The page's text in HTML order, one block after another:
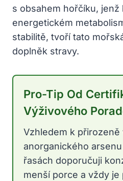
s obsahem hořčíku, jenž
energetickém
stabilitě, tvoří tato
doplněk stravy.
Pro-Tip Od
Výživového
Vzhledem k
anorganického
řasách doporučuji
menší porce a vždy